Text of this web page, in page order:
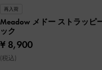
再入荷
Meadow メドー ストラッピ
ック
¥ 8,900
(税込)